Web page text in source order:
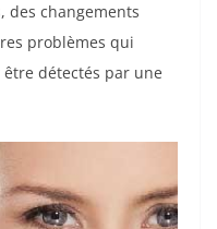
des changements
problèmes qui
détectés par une